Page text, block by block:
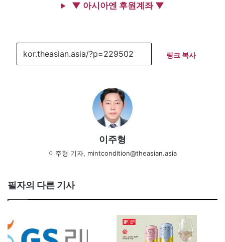
▼ 아시아엔 후원계좌 ▼
링크 복사
이주형
이주형 기자, mintcondition@theasian.asia
필자의 다른 기사